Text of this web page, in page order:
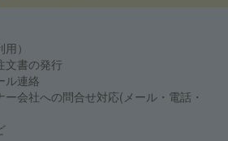
）
文書の発行
ル連絡
ー会社への問合せ対応(メール・電話・